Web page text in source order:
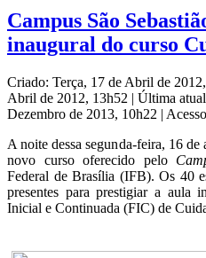
Campus São
inaugural do curso
Criado: Terça, 17 de Abril de
Abril de 2012, 13h52 | Última
Dezembro de 2013, 10h22 |
A noite dessa segunda-feira, 16
novo curso oferecido pelo
Federal de Brasília (IFB). Os 40
presentes para prestigiar a aula
Inicial e Continuada (FIC) de